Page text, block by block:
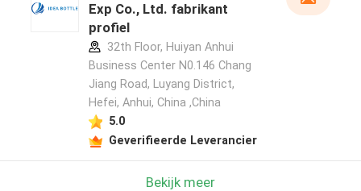
Exp Co., Ltd. fabrikant
profiel
32th Floor, Huiyan Anhui
Business Center N0.146 Chang
Jiang Road, Luyang District,
Hefei, Anhui, China ,China
5.0
Geverifieerde Leverancier
Bekijk meer